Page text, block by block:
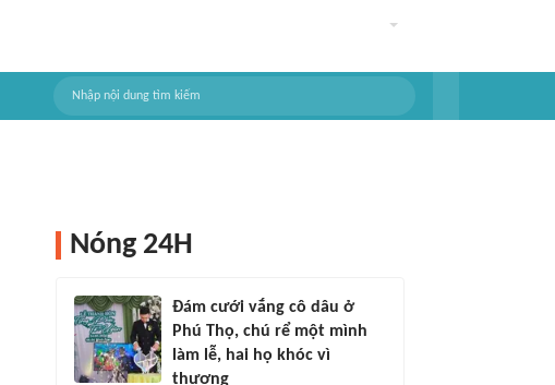
Nóng 24H
Đám cưới vắng cô dâu ở
Phú Thọ, chú rể một mình
làm lễ, hai họ khóc vì
thương